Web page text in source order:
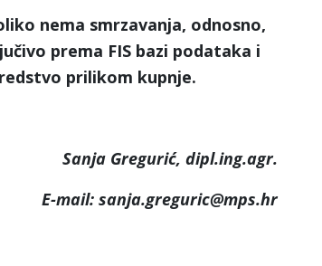
nema smrzavanja, odnosno,
prema FIS bazi podataka i
prilikom kupnje.
Sanja Gregurić, dipl.ing.agr.
E-mail: sanja.greguric@mps.hr